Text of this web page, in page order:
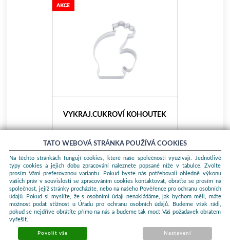
VYKRAJ.CUKROVÍ KOHOUTEK
Kod produktu: 30134
12,00 Kč Do košíku
Dostupnost: Skladem
TATO WEBOVÁ STRÁNKA POUŽÍVÁ COOKIES
Na těchto stránkách fungují cookies, které naše společnosti využívají. Jednotlivé
typy cookies a jejich dobu zpracování naleznete popsané níže v tabulce. Zvolte
prosím Vámi preferovanou variantu. Pokud byste nás potřebovali ohledně výkonu
vašich práv v souvislosti se zpracováním cookies kontaktovat, obraťte se prosím na
společnost, jejíž stránky procházíte, nebo na našeho Pověřence pro ochranu osobních
údajů. Pokud si myslíte, že s osobními údaji nenakládáme, jak bychom měli, máte
možnost podat stížnost u Úřadu pro ochranu osobních údajů. Budeme však rádi,
pokud se nejdříve obrátíte přímo na nás a budeme tak moct Váš požadavek obratem
vyřešit.
Povolit vše Nastavení